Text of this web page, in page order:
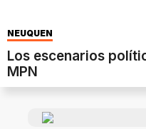
NEUQUÉN
Los escenarios
MPN